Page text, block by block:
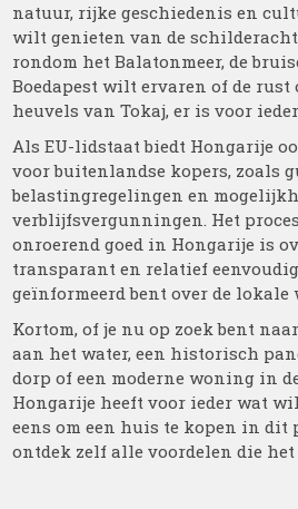
natuur, rijke geschiedenis en
wilt genieten van de
rondom het Balatonmeer, de
Boedapest wilt ervaren of de rust
heuvels van Tokaj, er is voor
Als EU-lidstaat biedt Hongarije
voor buitenlandse kopers, zoals
belastingregelingen en
verblijfsvergunningen. Het
onroerend goed in Hongarije is
transparant en relatief
geïnformeerd bent over de lokale
Kortom, of je nu op zoek bent
aan het water, een historisch
dorp of een moderne woning in
Hongarije heeft voor ieder wat
eens om een huis te kopen in dit
ontdek zelf alle voordelen die het